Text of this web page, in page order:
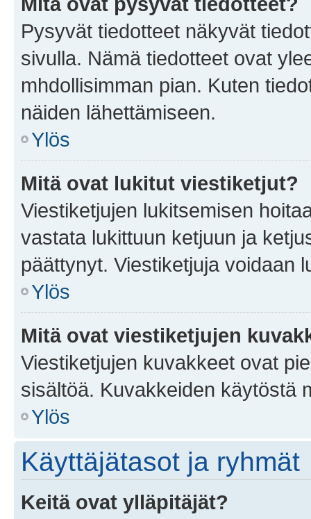
Pysyvät tiedotteet näkyvät
sivulla. Nämä tiedotteet ovat
mhdollisimman pian. Kuten
näiden lähettämiseen.
Ylös
Mitä ovat lukitut viestiketjut?
Viestiketjujen lukitsemisen
vastata lukittuun ketjuun ja
päättynyt. Viestiketjuja voidaan
Ylös
Mitä ovat viestiketjujen
Viestiketjujen kuvakkeet ovat
sisältöä. Kuvakkeiden käytöstä
Ylös
Käyttäjätasot ja ryhmät
Keitä ovat ylläpitäjät?